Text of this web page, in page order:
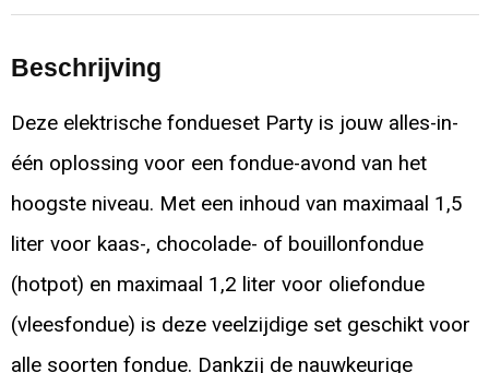
Beschrijving
Deze elektrische fondueset Party is jouw alles-in-
één oplossing voor een fondue-avond van het
hoogste niveau. Met een inhoud van maximaal 1,5
liter voor kaas-, chocolade- of bouillonfondue
(hotpot) en maximaal 1,2 liter voor oliefondue
(vleesfondue) is deze veelzijdige set geschikt voor
alle soorten fondue. Dankzij de nauwkeurige